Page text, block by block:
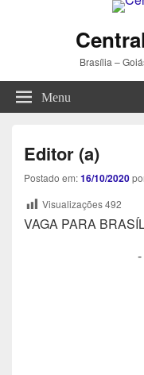
Brasília –
Menu
Editor (a)
Postado em:16/10/2020
Visualizações492
VAGA PARA